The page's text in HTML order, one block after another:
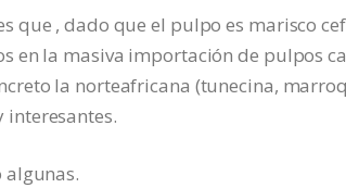
que , dado que el pulpo es marisco
en la masiva importación de pulpos
la norteafricana (tunecina,
algunas.